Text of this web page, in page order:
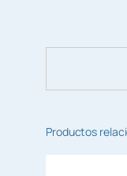
Productos